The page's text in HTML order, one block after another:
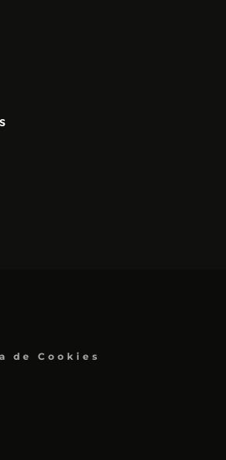
de Cookies